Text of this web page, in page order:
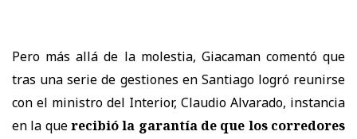
Pero más allá de la molestia, Giacaman comentó que
tras una serie de gestiones en Santiago logró reunirse
con el ministro del Interior, Claudio Alvarado, instancia
en la querecibió la garantía de que los corredores